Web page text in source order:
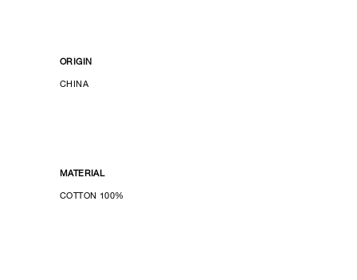
ORIGIN
CHINA
MATERIAL
COTTON 100%